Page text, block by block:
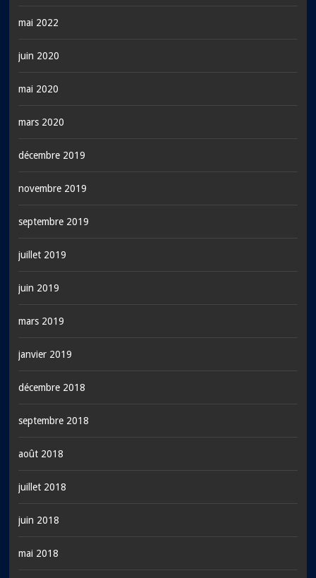
mai 2022
juin 2020
mai 2020
mars 2020
décembre 2019
novembre 2019
septembre 2019
juillet 2019
juin 2019
mars 2019
janvier 2019
décembre 2018
septembre 2018
août 2018
juillet 2018
juin 2018
mai 2018